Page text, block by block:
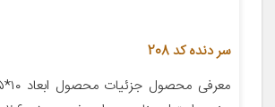
سر دنده کد 208